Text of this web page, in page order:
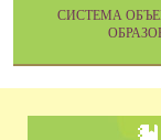
CИСТЕМА